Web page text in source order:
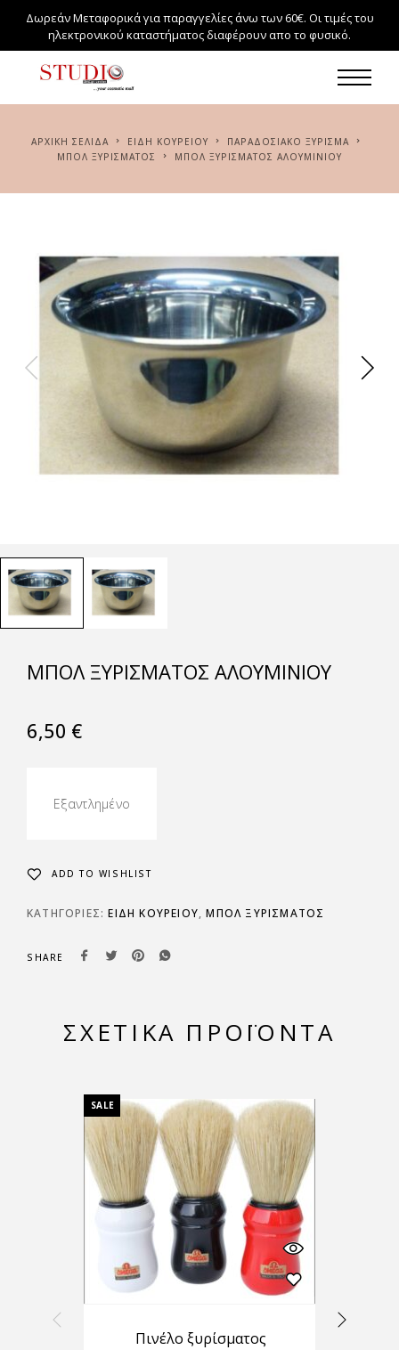
Δωρεάν Μεταφορικά για παραγγελίες άνω των 60€. Οι τιμές του
ηλεκτρονικού καταστήματος διαφέρουν απο το φυσικό.
ΑΡΧΙΚΉ ΣΕΛΊΔΑ ΕΙΔΗ ΚΟΥΡΕΙΟΥ
ΠΑΡΑΔΟΣΙΑΚΌ ΞΎΡΙΣΜΑ
ΜΠΌΛ ΞΥΡΊΣΜΑΤΟΣ
ΜΠΌΛ ΞΥΡΊΣΜΑΤΟΣ ΑΛΟΥΜΙΝΊΟΥ
ΜΠΌΛ ΞΥΡΊΣΜΑΤΟΣ ΑΛΟΥΜΙΝΊΟΥ
6,50 €
Εξαντλημένο
ADD TO WISHLIST
ΚΑΤΗΓΟΡΊΕΣ:ΕΙΔΗ ΚΟΥΡΕΙΟΥ,ΜΠΌΛ ΞΥΡΊΣΜΑΤΟΣ
SHARE
ΣΧΕΤΙΚΆ ΠΡΟΪΌΝΤΑ
SALE
Πινέλο ξυρίσματος